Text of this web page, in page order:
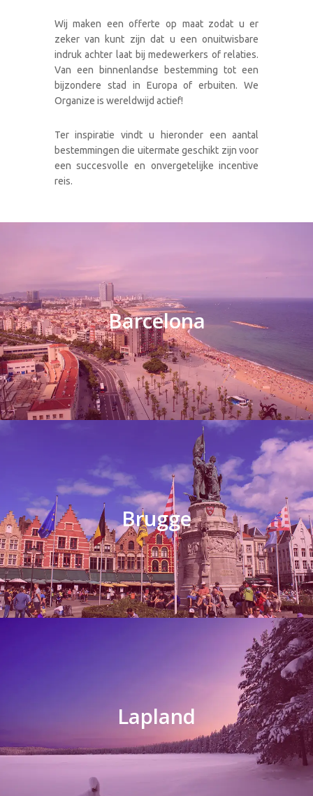
Wij maken een offerte op maat zodat u er
zeker van kunt zijn dat u een onuitwisbare
indruk achter laat bij medewerkers of relaties.
Van een binnenlandse bestemming tot een
bijzondere stad in Europa of erbuiten. We
Organize is wereldwijd actief!
Ter inspiratie vindt u hieronder een aantal
bestemmingen die uitermate geschikt zijn voor
een succesvolle en onvergetelijke incentive
reis.
Barcelona
Brugge
Lapland